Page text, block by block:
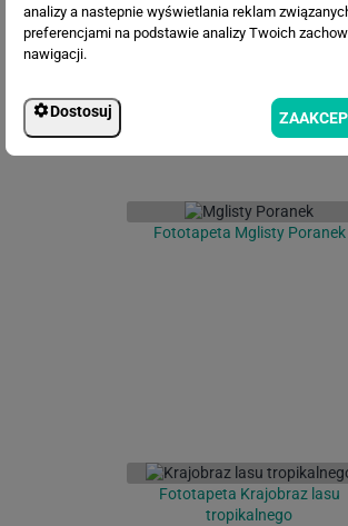
Fototapeta Mglisty Poranek
Fototapeta Krajobraz lasu
tropikalnego
analizy a nastepnie wyświetlania reklam
preferencjami na podstawie analizy Twoich
nawigacji.
Dostosuj